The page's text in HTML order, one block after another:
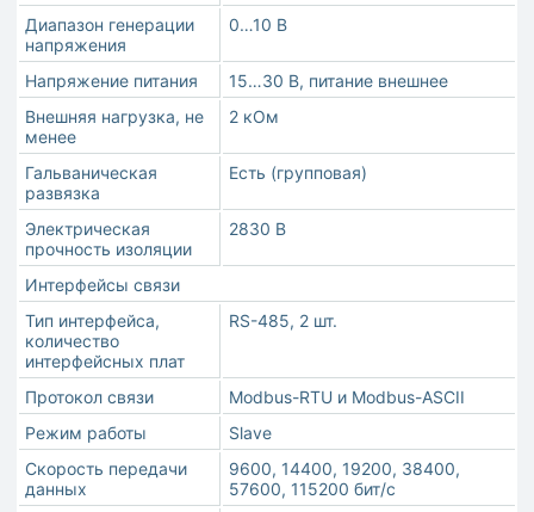
Диапазон генерации
напряжения
0…10 В
Напряжение питания
15…30 В, питание внешнее
Внешняя нагрузка, не
менее
2 кОм
Гальваническая
развязка
Есть (групповая)
Электрическая
прочность изоляции
2830 В
Интерфейсы связи
Тип интерфейса,
количество
интерфейсных плат
RS-485, 2 шт.
Протокол связи
Modbus-RTU и Modbus-ASCII
Режим работы
Slave
Скорость передачи
данных
9600, 14400, 19200, 38400,
57600, 115200 бит/с